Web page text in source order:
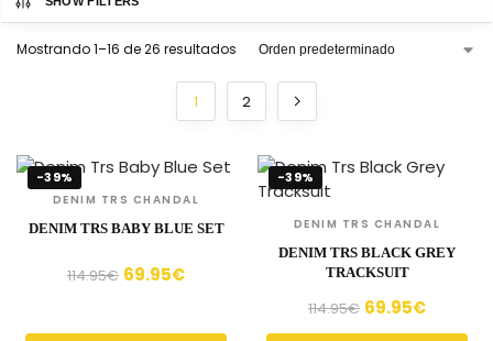
Mostrando 1–16 de 26 resultados
1 2
-39%
DENIM TRS CHANDAL
DENIM TRS BABY BLUE SET
114.95€ 69.95€
-39%
DENIM TRS CHANDAL
DENIM TRS BLACK GREY
TRACKSUIT
114.95€ 69.95€